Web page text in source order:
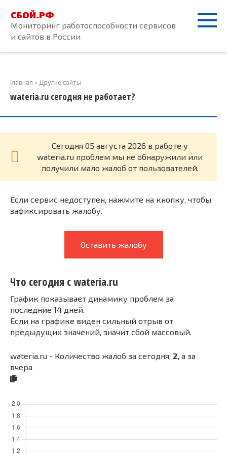
контенту
СБОЙ.РФ
Мониторинг работоспособности сервисов
и сайтов в России
Главная » Другие сайты
wateria.ru сегодня не работает?
Cегодня 05 августа 2026 в работе у
wateria.ru проблем мы не обнаружили или
получили мало жалоб от пользователей.
Если сервис недоступен, нажмите на кнопку, чтобы
зафиксировать жалобу.
Оставить жалобу
Что сегодня с wateria.ru
График показывает динамику проблем за
последние 14 дней.
Если на графике виден сильный отрыв от
предыдущих значений, значит сбой массовый.
wateria.ru - Количество жалоб за сегодня: 2 , а за
вчера